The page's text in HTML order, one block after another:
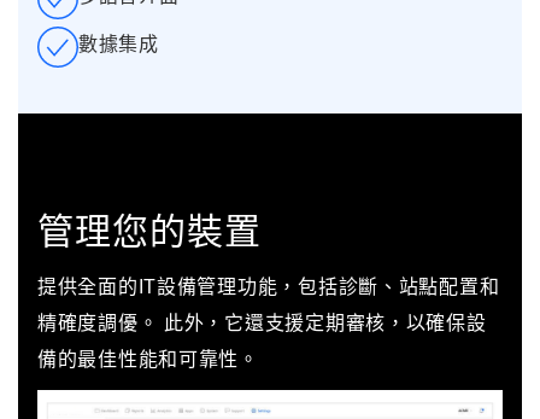
數據集成
管理您的裝置
提供全面的IT設備管理功能，包括診斷、站點配置和
精確度調優。 此外，它還支援定期審核，以確保設
備的最佳性能和可靠性。